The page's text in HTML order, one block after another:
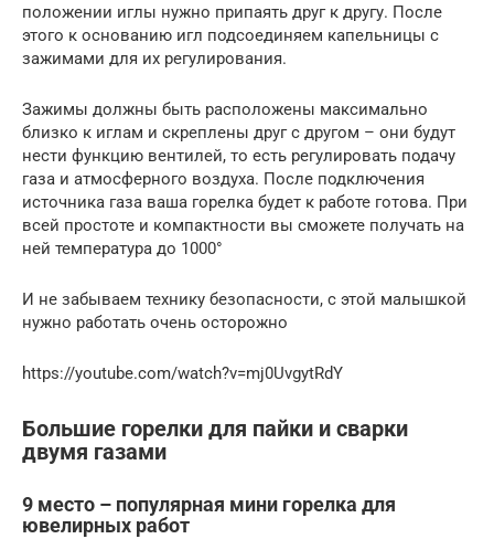
положении иглы нужно припаять друг к другу. После
этого к основанию игл подсоединяем капельницы с
зажимами для их регулирования.
Зажимы должны быть расположены максимально
близко к иглам и скреплены друг с другом – они будут
нести функцию вентилей, то есть регулировать подачу
газа и атмосферного воздуха. После подключения
источника газа ваша горелка будет к работе готова. При
всей простоте и компактности вы сможете получать на
ней температура до 1000°
И не забываем технику безопасности, с этой малышкой
нужно работать очень осторожно
https://youtube.com/watch?v=mj0UvgytRdY
Большие горелки для пайки и сварки
двумя газами
9 место – популярная мини горелка для
ювелирных работ